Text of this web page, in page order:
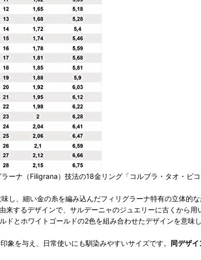
ーナ（Filigrana）技法の18金リング「コルブラ・タオ・ビ
し、細い金の糸を編み込んだフィリグラーナ特有の立体的な
来するデザインで、サルデーニャのジュエリーに古くから用
ドとホワイトゴールドの2色を組み合わせたデザインを意味し
象を与え、日常使いにも馴染みやすいサイズです。 同デザ